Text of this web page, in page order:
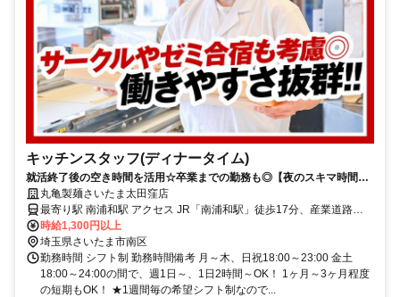
キッチンスタッフ(ディナータイム)
就活終了後の空き時間を活用☆卒業までの勤務も◎【夜のスキマ時間で
OK】学生さん活躍中！友達と応募も◎まかない有！週1日～／1日2h～
OK◎
丸亀製麺さいたま太田窪店
最寄り駅 南浦和駅 アクセス JR「南浦和駅」徒歩17分、産業道路
（35号線）沿い ★車・バイク通勤OK！ガソリン代も規定支給！ ★自
転車通勤も可！（駐輪場料金は自己負担、店にある場合は利用可）
時給1,300円以上
埼玉県さいたま市南区
勤務時間 シフト制 勤務時間備考 月～木、日祝18:00～23:00 金土
18:00～24:00の間で、週1日～、1日2時間～OK！ 1ヶ月～3ヶ月程度
の短期もOK！ ★1週間毎の希望シフト制なので...